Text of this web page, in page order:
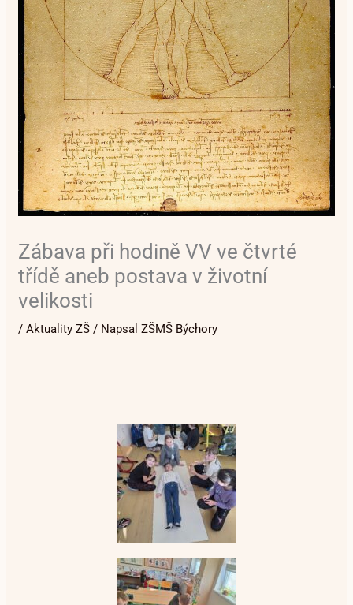
Zábava při hodině VV ve čtvrté
třídě aneb postava v životní
velikosti
/Aktuality ZŠ / NapsalZŠMŠ Býchory